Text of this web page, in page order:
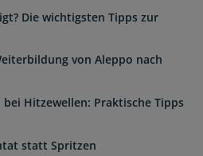
Die wichtigsten Tipps zur
von Aleppo nach
Hitzewellen: Praktische Tipps
statt Spritzen